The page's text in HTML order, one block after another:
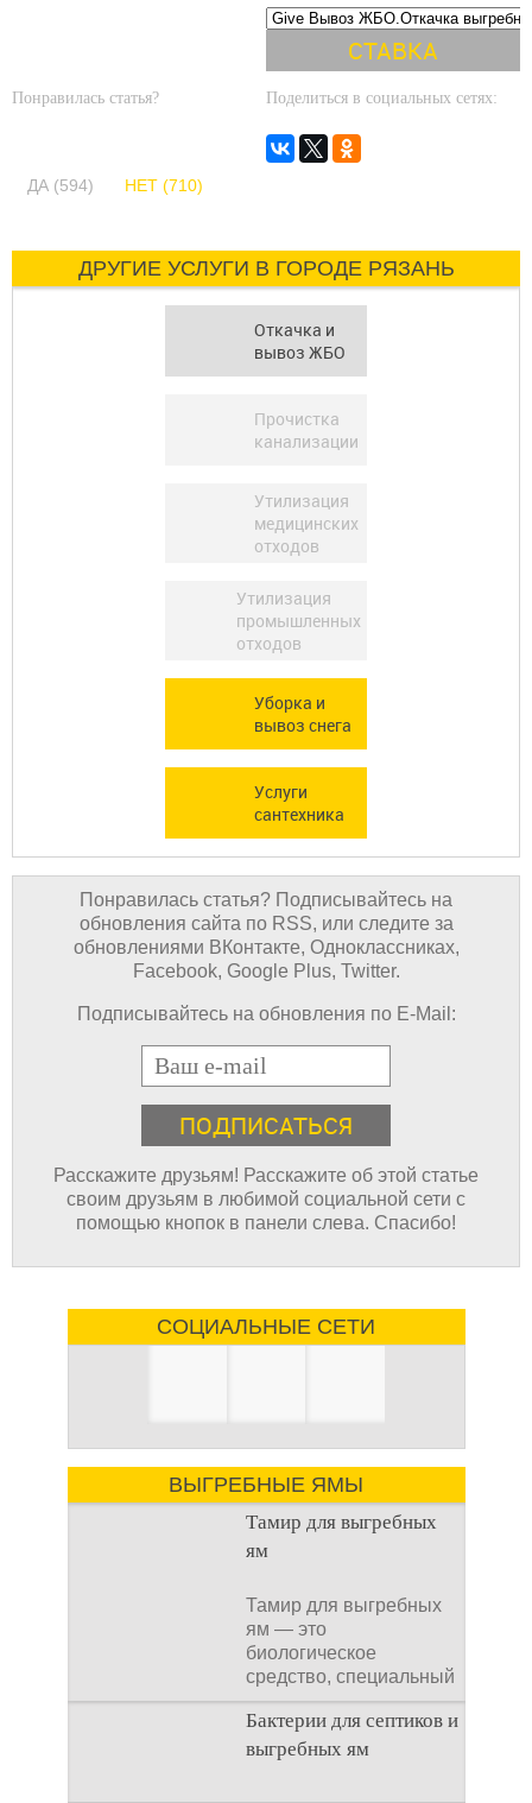
Понравилась статья?
ДА (594) НЕТ (710)
Поделиться в социальных сетях:
ДРУГИЕ УСЛУГИ В ГОРОДЕ РЯЗАНЬ
Откачка и
вывоз ЖБО
Прочистка
канализации
Утилизация
медицинских
отходов
Утилизация
промышленных
отходов
Уборка и
вывоз снега
Услуги
сантехника
Понравилась статья? Подписывайтесь на
обновления сайта по RSS, или следите за
обновлениями ВКонтакте, Одноклассниках,
Facebook, Google Plus, Twitter.
Подписывайтесь на обновления по E-Mail:
E-mail
Расскажите друзьям! Расскажите об этой статье
своим друзьям в любимой социальной сети с
помощью кнопок в панели слева. Спасибо!
СОЦИАЛЬНЫЕ СЕТИ
ВЫГРЕБНЫЕ ЯМЫ
Тамир для выгребных
ям
Тамир для выгребных
ям — это
биологическое
средство, специальный
концентрат, который
используется
Бактерии для септиков и
выгребных ям